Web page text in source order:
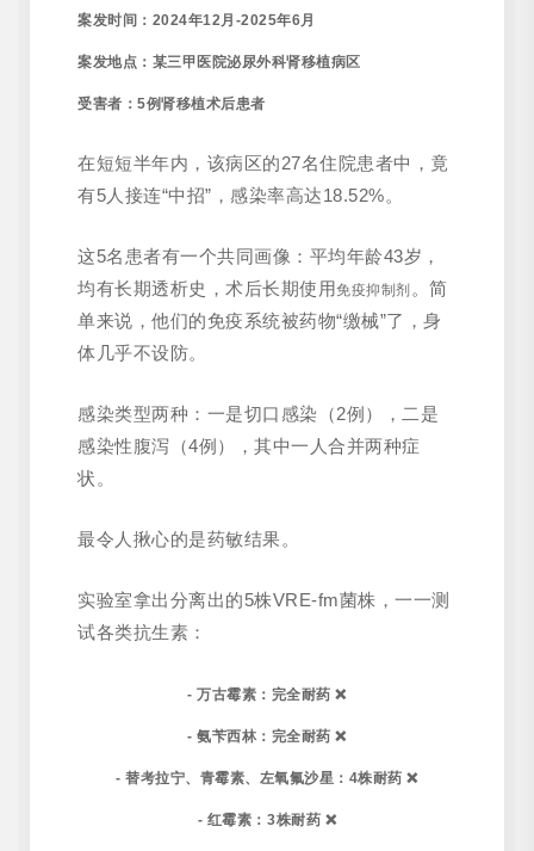
案发时间：2024年12月-2025年6月
案发地点：某三甲医院泌尿外科肾移植病区
受害者：5例肾移植术后患者
在短短半年内，该病区的27名住院患者中，竟
有5人接连“中招”，感染率高达18.52%。
这5名患者有一个共同画像：平均年龄43岁，
均有长期透析史，术后长期使用免疫抑制剂 。简
单来说，他们的免疫系统被药物“缴械”了，身
体几乎不设防。
感染类型两种：一是切口感染（2例），二是
感染性腹泻（4例），其中一人合并两种症
状。
最令人揪心的是药敏结果。
实验室拿出分离出的5株VRE-fm菌株，一一测
试各类抗生素：
- 万古霉素：完全耐药 ❌
- 氨苄西林：完全耐药 ❌
- 替考拉宁、青霉素、 左氧氟沙星 ：4株耐药 ❌
- 红霉素：3株耐药 ❌